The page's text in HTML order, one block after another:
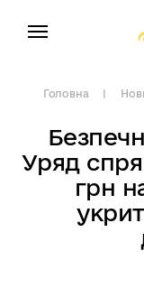
Головна
Уряд
грн